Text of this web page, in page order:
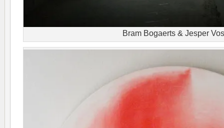
Bram Bogaerts & Jesper Vos